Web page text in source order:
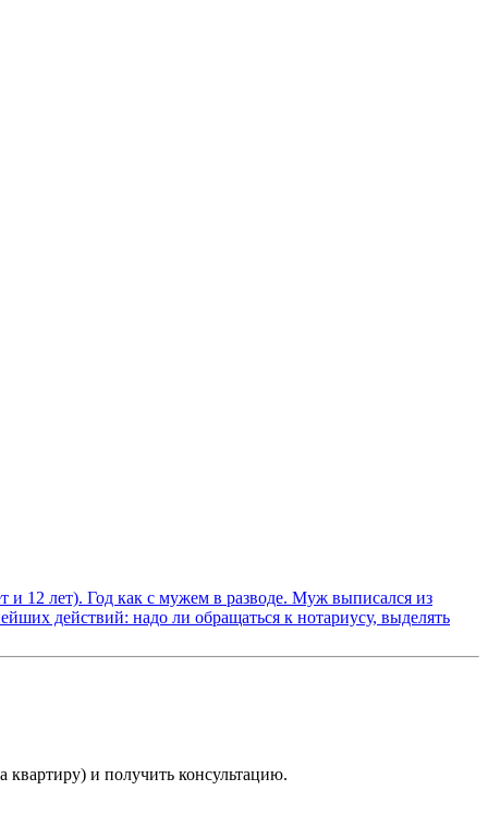
и 12 лет). Год как с мужем в разводе. Муж выписался из
действий: надо ли обращаться к нотариусу, выделять
квартиру) и получить консультацию.